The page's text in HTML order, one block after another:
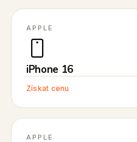
APPLE
iPhone 16
Získat cenu
APPLE